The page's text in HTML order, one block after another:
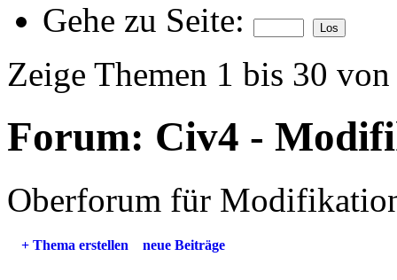
Gehe zu Seite:
Zeige Themen 1 bis 30
Forum: Civ4 -
Oberforum für
+ Thema erstellen neue Beiträge